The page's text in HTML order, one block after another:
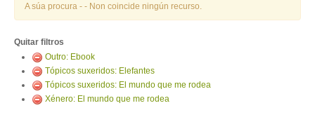
A súa procura - - Non coincide ningún recurso.
Quitar filtros
Outro: Ebook
Tópicos suxeridos: Elefantes
Tópicos suxeridos: El mundo que me rodea
Xénero: El mundo que me rodea